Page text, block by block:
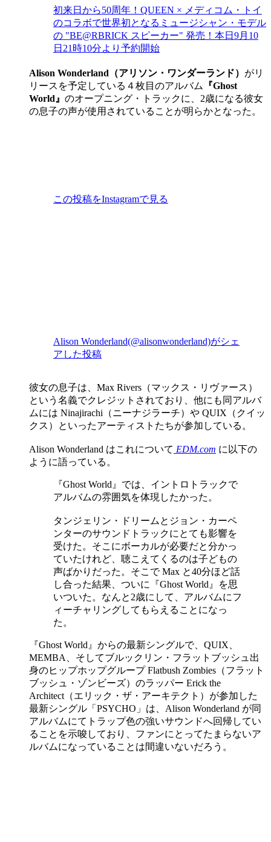
初来日から50周年！QUEEN × メディコム・トイ
のコラボで世界初となるミュージシャン・モデル
の "BE@RBRICK スピーカー" 発売！本日9月10
日21時10分より予約開始
Alison Wonderland（アリソン・ワンダーランド） がリ
リースを予定している４枚目のアルバム
『Ghost
World』 のオープニング・トラックに、2歳になる彼女
の息子の声が使用されていることが明らかとなった。
この投稿をInstagramで見る
Alison Wonderland(@alisonwonderland)がシェ
アした投稿
彼女の息子は、Max Rivers（マックス・リヴァース）
という名義でクレジットされており、他にも同アルバ
ムには Ninajirachi（ニーナジラーチ）や QUIX（クイッ
クス）といったアーティストたちが参加している。
Alison Wonderland はこれについて EDM.com に以下の
ように語っている。
『Ghost World』では、イントロトラックで
アルバムの雰囲気を体現したかった。
タンジェリン・ドリームとジョン・カーペ
ンターのサウンドトラックにとても影響を
受けた。そこにボーカルが必要だと分かっ
ていたけれど、聴こえてくるのは子どもの
声ばかりだった。そこで Max と40分ほど話
し合った結果、ついに『Ghost World』を思
いついた。なんと2歳にして、アルバムにフ
ィーチャリングしてもらえることになっ
た。
『Ghost World』からの最新シングルで、QUIX、
MEMBA、そしてブルックリン・フラットブッシュ出
身のヒップホップグループ Flatbush Zombies（フラット
ブッシュ・ゾンビーズ）のラッパー Erick the
Architect（エリック・ザ・アーキテクト）が参加した
最新シングル「PSYCHO」は、Alison Wonderland が同
アルバムにてトラップ色の強いサウンドへ回帰してい
ることを示唆しており、ファンにとってたまらないア
ルバムになっていることは間違いないだろう。